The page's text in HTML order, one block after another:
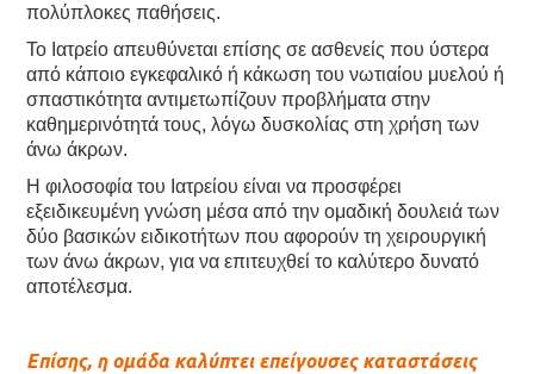
πολύπλοκες παθήσεις.
Το Ιατρείο απευθύνεται επίσης σε ασθενείς που ύστερα
από κάποιο εγκεφαλικό ή κάκωση του νωτιαίου μυελού ή
σπαστικότητα αντιμετωπίζουν προβλήματα στην
καθημερινότητά τους, λόγω δυσκολίας στη χρήση των
άνω άκρων.
Η φιλοσοφία του Ιατρείου είναι να προσφέρει
εξειδικευμένη γνώση μέσα από την ομαδική δουλειά των
δύο βασικών ειδικοτήτων που αφορούν τη χειρουργική
των άνω άκρων, για να επιτευχθεί το καλύτερο δυνατό
αποτέλεσμα.
Επίσης, η ομάδα καλύπτει επείγουσες καταστάσεις